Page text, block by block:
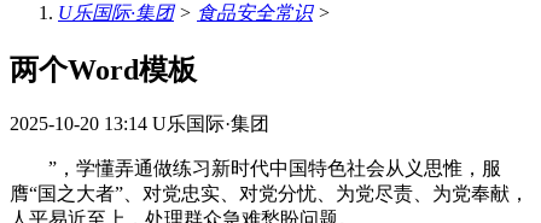
U乐国际·集团> 食品安全常识>
两个Word模板
2025-10-20 13:14 U乐国际·集团
”，学懂弄通做练习新时代中国特色社会从义思惟，服
膺“国之大者”、对党忠实、对党分忧、为党尽责、为党奉献，